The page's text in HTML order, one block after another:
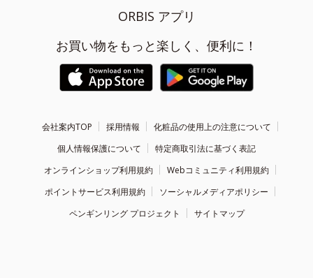
ORBIS アプリ
お買い物をもっと楽しく、便利に！
会社案内TOP 採用情報
化粧品の使用上の注意について
個人情報保護について
特定商取引法に基づく表記
オンラインショップ利用規約
Webコミュニティ利用規約
ポイントサービス利用規約
ソーシャルメディアポリシー
ペンギンリング プロジェクト
サイトマップ